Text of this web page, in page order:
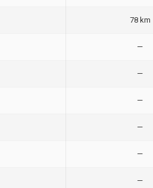
78 km
—
—
—
—
—
—